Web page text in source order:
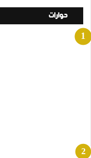
حوارات